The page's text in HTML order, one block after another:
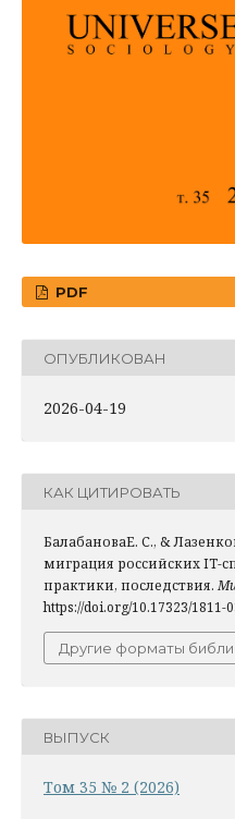
PDF
ОПУБЛИКОВАН
2026-04-19
КАК ЦИТИРОВАТЬ
БалабановаЕ. С., &
миграция российских IT-
практики, последствия.
https://doi.org/10.17323/1811-
Другие форматы
ВЫПУСК
Том 35 № 2 (2026)